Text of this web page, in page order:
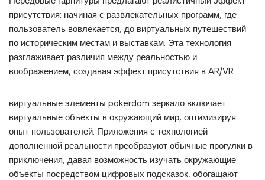
присутствия: начиная с развлекательных программ, где
пользователь вовлекается, до виртуальных путешествий
по историческим местам и выставкам. Эта технология
разглаживает различия между реальностью и
воображением, создавая эффект присутствия в AR/VR.
виртуальные элементы pokerdom зеркало включает
виртуальные объекты в окружающий мир, оптимизируя
опыт пользователей. Приложения с технологией
дополненной реальности преобразуют обычные прогулки в
приключения, давая возможность изучать окружающие
объекты посредством цифровых подсказок, обогащают